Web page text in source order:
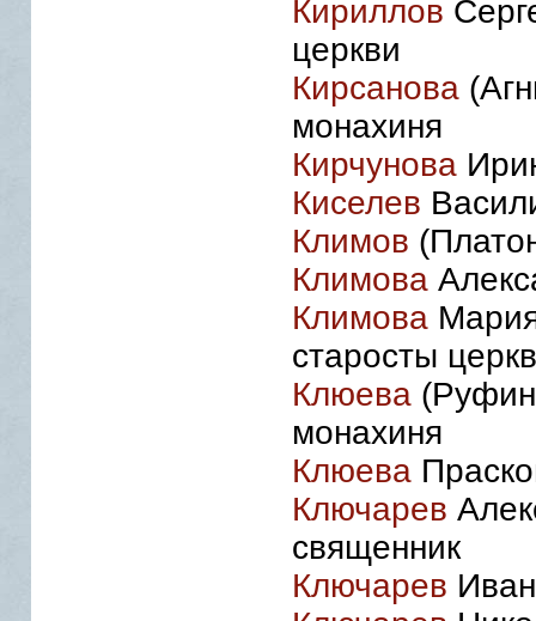
Кириллов
церкви
Кирсанова
монахиня
Кирчунова
Киселев
Климов
Климова
Климова
старосты
Клюева
монахиня
Клюева
Ключарев
священник
Ключарев